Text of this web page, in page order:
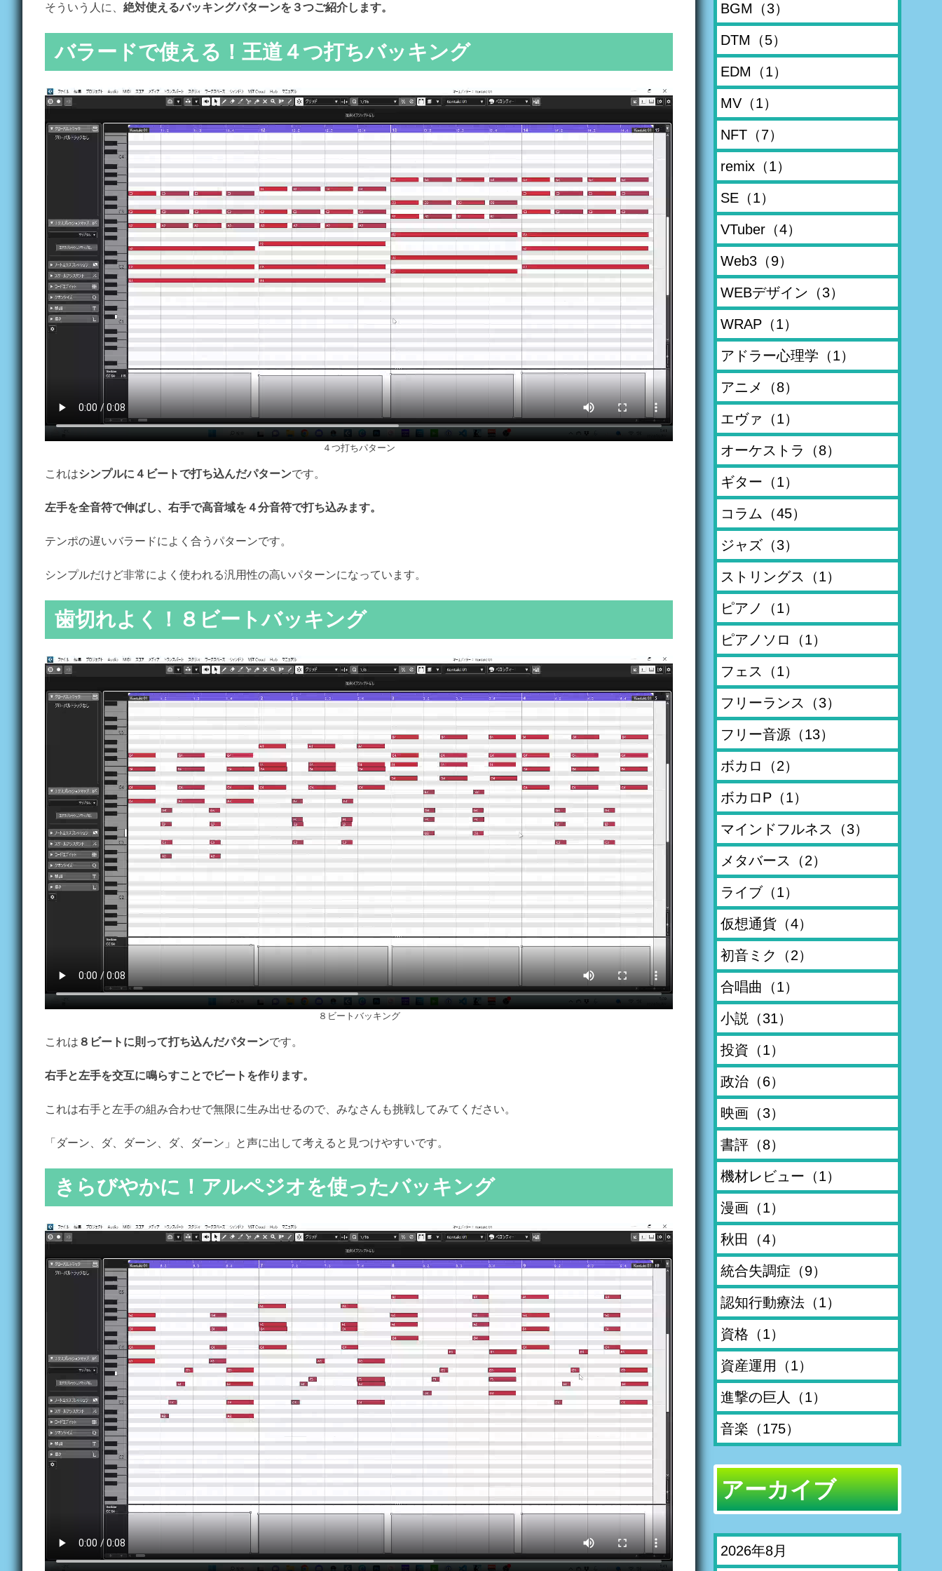
そういう人に、 絶対使えるバッキングパターンを３つご紹介します。
バラードで使える！王道４つ打ちバッキング
４つ打ちパターン
これはシンプルに４ビートで打ち込んだパターンです。
左手を全音符で伸ばし、右手で高音域を４分音符で打ち込みます。
テンポの遅いバラードによく合うパターンです。
シンプルだけど非常によく使われる汎用性の高いパターンになっています。
歯切れよく！８ビートバッキング
８ビートバッキング
これは ８ビートに則って打ち込んだパターンです。
右手と左手を交互に鳴らすことでビートを作ります。
これは右手と左手の組み合わせで無限に生み出せるので、みなさんも挑戦してみてください。
「ダーン、ダ、ダーン、ダ、ダーン」と声に出して考えると見つけやすいです。
きらびやかに！アルペジオを使ったバッキング
BGM （3）
DTM （5）
EDM （1）
MV（1）
NFT（7）
remix（1）
SE（1）
VTuber（4）
Web3（9）
WEBデザイン （3）
WRAP（1）
アドラー心理学 （1）
アニメ （8）
エヴァ （1）
オーケストラ （8）
ギター （1）
コラム （45）
ジャズ（3）
ストリングス （1）
ピアノ （1）
ピアノソロ （1）
フェス （1）
フリーランス （3）
フリー音源（13）
ボカロ （2）
ボカロP（1）
マインドフルネス （3）
メタバース （2）
ライブ（1）
仮想通貨（4）
初音ミク （2）
合唱曲 （1）
小説 （31）
投資 （1）
政治（6）
映画（3）
書評（8）
機材レビュー （1）
漫画（1）
秋田 （4）
統合失調症 （9）
認知行動療法（1）
資格 （1）
資産運用 （1）
進撃の巨人 （1）
音楽 （175）
アーカイブ
2026年8月